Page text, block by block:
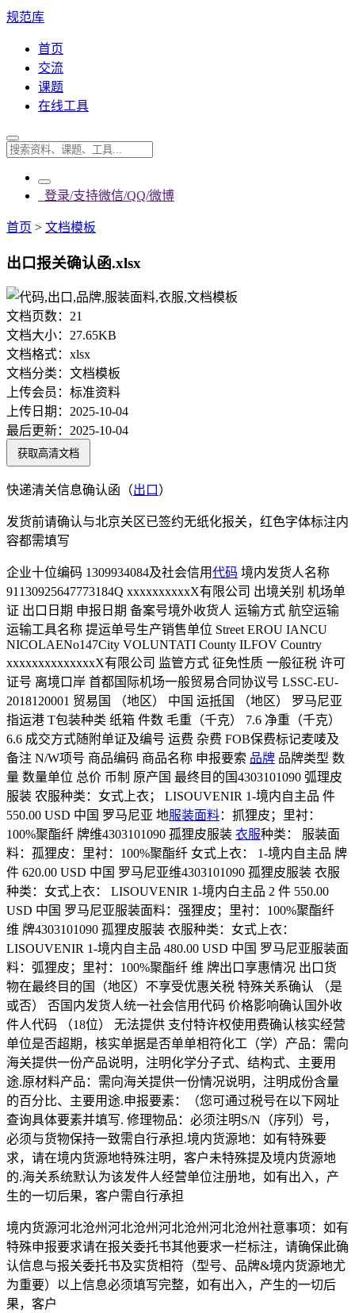
规范库
首页
交流
课题
在线工具
登录/支持微信/QQ/微博
首页 > 文档模板
出口报关确认函.xlsx
文档页数： 21
文档大小： 27.65KB
文档格式： xlsx
文档分类： 文档模板
上传会员： 标准资料
上传日期： 2025-10-04
最后更新： 2025-10-04
获取高清文档
快递清关信息确认函（出口 ）
发货前请确认与北京关区已签约无纸化报关，红色字体标注内
容都需填写
企业十位编码 1309934084及社会信用代码 境内发货人名称
91130925647773184Q xxxxxxxxxxX有限公司 出境关别 机场单
证 出口日期 申报日期 备案号境外收货人 运输方式 航空运输
运输工具名称 提运单号生产销售单位 Street EROU IANCU
NICOLAENo147City VOLUNTATI County ILFOV Country
xxxxxxxxxxxxxxX有限公司 监管方式 征免性质 一般征税 许可
证号 离境口岸 首都国际机场一般贸易合同协议号 LSSC-EU-
2018120001 贸易国 （地区） 中国 运抵国 （地区） 罗马尼亚
指运港 T包装种类 纸箱 件数 毛重（千克） 7.6 净重（千克）
6.6 成交方式随附单证及编号 运费 杂费 FOB保费标记麦唛及
备注 N/W项号 商品编码 商品名称 申报要索 品牌 品牌类型 数
量 数量单位 总价 币制 原产国 最终目的国4303101090 弧理皮
服装 农服种类：女式上衣； LISOUVENIR 1-境内自主品 件
550.00 USD 中国 罗马尼亚 地服装面料：抓狸皮；里衬：
100%聚酯纤 牌维4303101090 孤狸皮服装 衣服种类： 服装面
料：孤狸皮：里衬：100%聚酯纤 女式上衣： 1-境内自主品 牌
件 620.00 USD 中国 罗马尼亚维4303101090 孤狸皮服装 衣服
种类：女式上衣： LISOUVENIR 1-境内白主品 2 件 550.00
USD 中国 罗马尼亚服装面料：强狸皮；里衬：100%聚酯纤
维 牌4303101090 孤狸皮服装 衣服种类：女式上衣：
LISOUVENIR 1-境内自主品 480.00 USD 中国 罗马尼亚服装面
料：弧狸皮；里衬：100%聚酯纤 维 牌出口享惠情况 出口货
物在最终目的国（地区）不享受优惠关税 特殊关系确认 （是
或否） 否国内发货人统一社会信用代码 价格影响确认国外收
件人代码 （18位） 无法提供 支付特许权使用费确认核实经营
单位是否超期，核实单据是否单单相符化工（学）产品：需向
海关提供一份产品说明，注明化学分子式、结构式、主要用
途.原材料产品：需向海关提供一份情况说明，注明成份含量
的百分比、主要用途.申报要素：（您可通过税号在以下网址
查询具体要素并填写. 修理物品：必须注明S/N（序列）号，
必须与货物保持一致需自行承担.境内货源地：如有特殊要
求，请在境内货源地特殊注明，客户未特殊提及境内货源地
的.海关系统默认为该发件人经营单位注册地，如有出入，产
生的一切后果，客户需自行承担
境内货源河北沧州河北沧州河北沧州河北沧州社意事项：如有
特殊申报要求请在报关委托书其他要求一栏标注，请确保此确
认信息与报关委托书及实货相符（型号、品牌&境内货源地尤
为重要）以上信息必须填写完整，如有出入，产生的一切后
果，客户